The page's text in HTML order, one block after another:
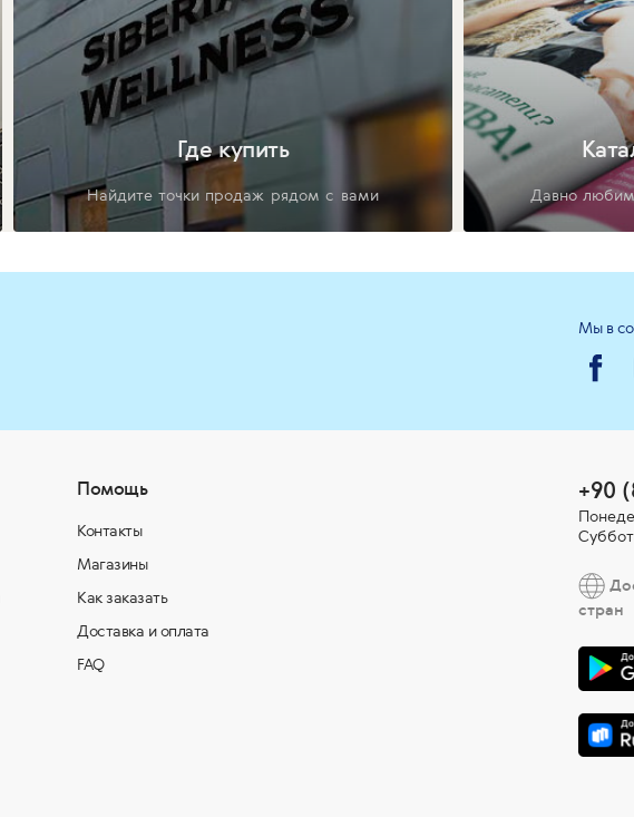
Где купить
Найдите точки продаж рядом с вами Давно
Мы в
Помощь
Контакты
Магазины
Как заказать
Доставка и оплата
FAQ
+90
стран